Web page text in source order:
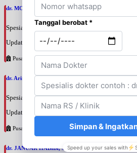
dr. MOCHAMAD PASHA, SpPD
Spesialis: Penyakit Dalam
Update terakhir: 2026-08-07 20:35:45
Pusat Pertamina
dr. Arini Purwono, SpP
Spesialis: Paru
Update terakhir: 2026-08-07 20:25:58
Pusat Pertamina
dr. JANUAR HABIBI, SpP